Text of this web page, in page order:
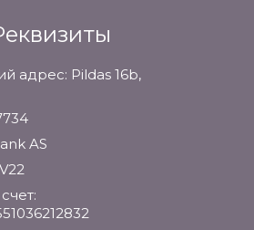
адрес: Pildas 16b,
AS